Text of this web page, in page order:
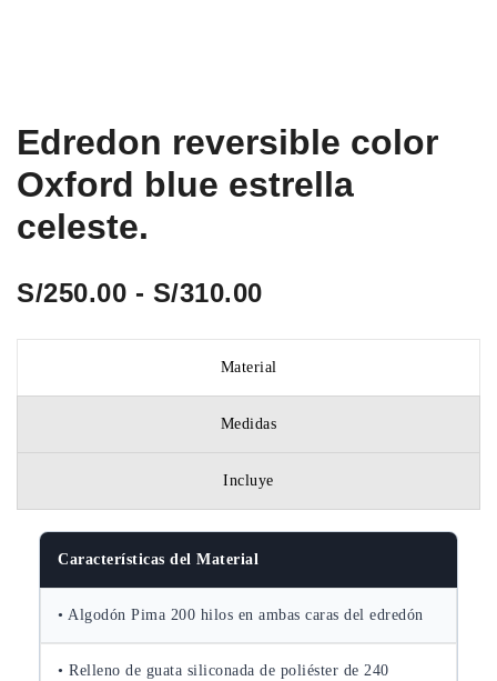
Edredon reversible color
Oxford blue estrella
celeste.
S/250.00 - S/310.00Rango
de
desde
S/250.00
hasta
Material
Medidas
Incluye
Características del Material
• Algodón Pima 200 hilos en ambas caras del edredón
• Relleno de guata siliconada de poliéster de 240